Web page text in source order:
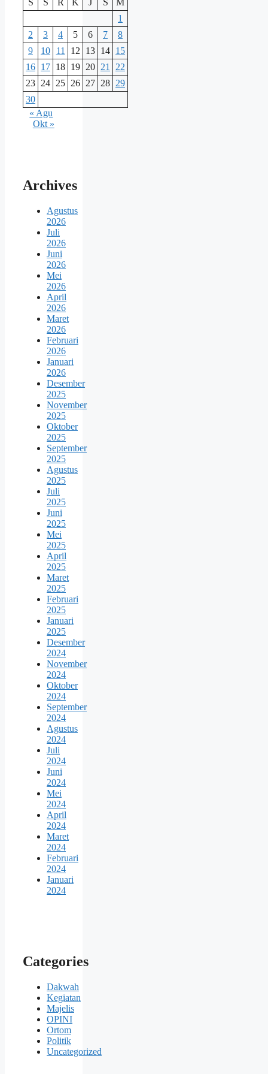
S
S R K J S
M
1
2
3 4 5 6 7
8
9
10 11 12 13 14 15
16 17 18 19 20 21
22
23 24 25 26 27 28 29
30
« Agu
Okt »
Archives
Agustus
2026
Juli
2026
Juni
2026
Mei
2026
April
2026
Maret
2026
Februari
2026
Januari
2026
Desember
2025
November
2025
Oktober
2025
September
2025
Agustus
2025
Juli
2025
Juni
2025
Mei
2025
April
2025
Maret
2025
Februari
2025
Januari
2025
Desember
2024
November
2024
Oktober
2024
September
2024
Agustus
2024
Juli
2024
Juni
2024
Mei
2024
April
2024
Maret
2024
Februari
2024
Januari
2024
Categories
Dakwah
Kegiatan
Majelis
OPINI
Ortom
Politik
Uncategorized